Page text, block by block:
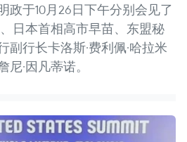
政于10月26日下午分别会见了
日本首相高市早苗、东盟秘
副行长卡洛斯·费利佩·哈拉米
·因凡蒂诺。